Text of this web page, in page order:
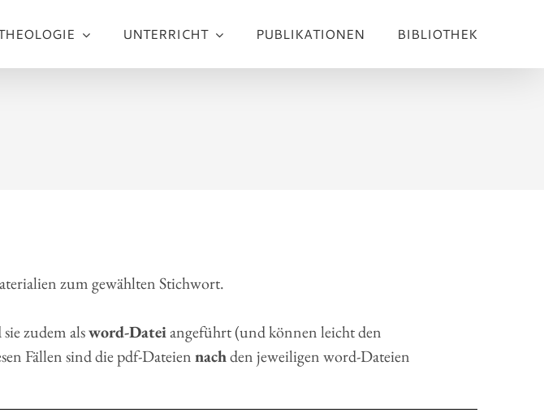
UNTERRICHT PUBLIKATIONEN BIBLIOTHEK
zum gewählten Stichwort.
zudem alsword-Dateiangeführt (und können leicht den
Fällen sind die pdf-Dateiennachden jeweiligen word-Dateien